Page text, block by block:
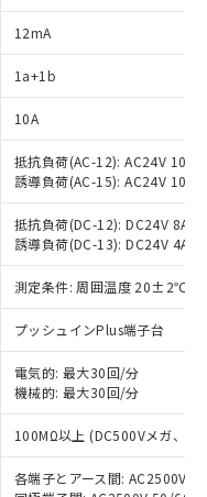
12mA
1a+1b
10A
抵抗負荷(AC-12): AC24V 10A/
誘導負荷(AC-15): AC24V
抵抗負荷(DC-12): DC24V 8A/
誘導負荷(DC-13): DC24V 4A/
測定条件: 周囲温度 20±2℃、
プッシュインPlus端子台
電気的: 最大30回/分
機械的: 最大30回/分
100MΩ以上 (DC500Vメガ、点
各端子とアース間: AC2500V
、同意のうえ
御機器事業取扱
よび標準価格
だくもので
商品の中には、
なる商品もある
10物質）の
可能な商品で
物質）の非含
る予定のある
（10物質）の
応品を出す予
（10物質）の
たは確認中の
無形物で、有
です。
有部品として
た場合などや
が中国RoHSの
が中国RoHSの
します。
品のうち、外国